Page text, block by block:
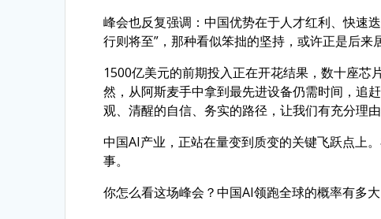
峰会也反复强调：中国优势在于人才红利、快速
行则将至”，那种看似笨拙的坚持，或许正是后来
1500亿美元的前期投入正在开花结果，数十座
然，从阿斯麦手中拿到最先进设备仍需时间，追
观、清醒的自信、务实的路径，让我们有充分理由
中国AI产业，正站在量变到质变的关键飞跃点上
事。
你怎么看这场峰会？中国AI领跑全球的概率有多